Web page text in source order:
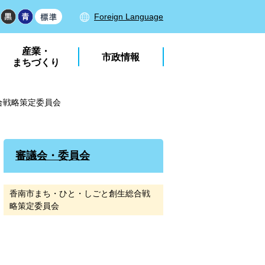
Foreign Language
産業・
まちづくり
市政情報
戦略策定委員会
審議会・委員会
香南市まち・ひと・しごと創生総合戦
略策定委員会